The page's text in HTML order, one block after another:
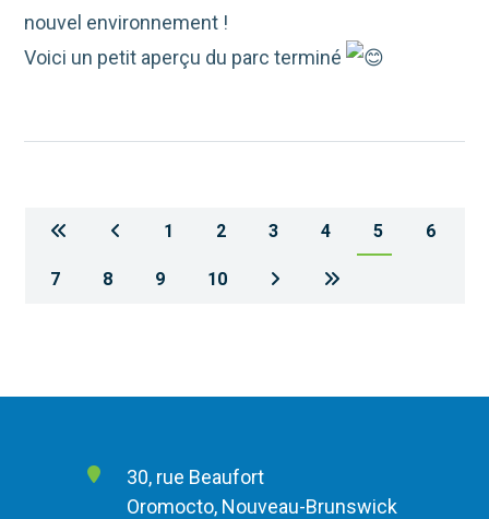
nouvel environnement !
Voici un petit aperçu du parc terminé
1 2 3 4 5 6
7 8 9 10
30, rue Beaufort
Oromocto, Nouveau-Brunswick